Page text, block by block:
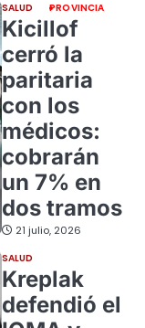
SALUD PROVINCIA
Kicillof
cerró la
paritaria
con los
médicos:
cobrarán
un 7% en
dos tramos
21 julio, 2026
SALUD
Kreplak
defendió el